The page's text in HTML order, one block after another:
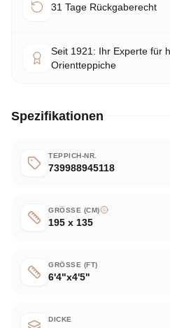
31 Tage Rückgaberecht
Seit 1921: Ihr Experte für
Orientteppiche
Spezifikationen
TEPPICH-NR.
739988945118
GRÖSSE (CM)
195 x 135
GRÖSSE (FT)
6'4"x4'5"
DICKE